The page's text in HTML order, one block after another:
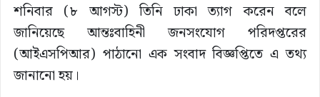
শনিবার (৮ আগস্ট) তিনি ঢাকা ত্যাগ করেন বলে
জানিয়েছে আন্তঃবাহিনী জনসংযোগ পরিদপ্তরের
(আইএসপিআর) পাঠানো এক সংবাদ বিজ্ঞপ্তিতে এ তথ্য
জানানো হয়।